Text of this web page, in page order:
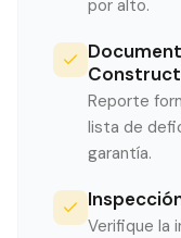
por alto.
Reporte
lista de
garantía.
Verifique la